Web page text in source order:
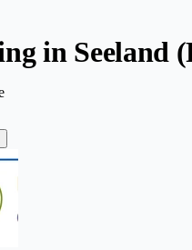
in Seeland